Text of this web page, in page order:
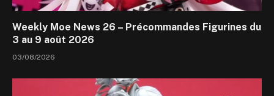
Weekly Moe News 26 – Précommandes Figurines du
3 au 9 août 2026
03/08/2026